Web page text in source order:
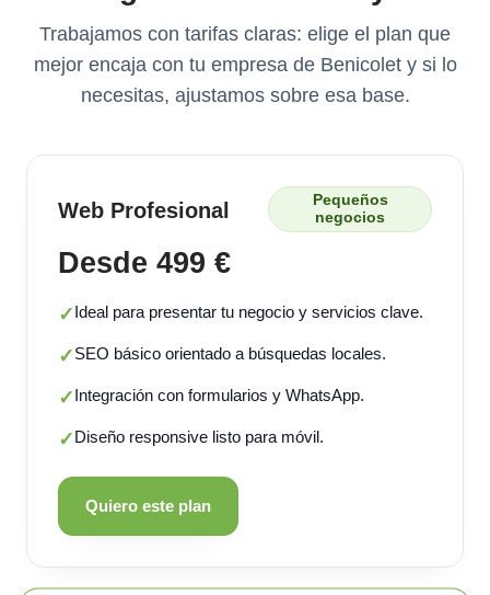
Trabajamos con tarifas claras: elige el plan que
mejor encaja con tu empresa de Benicolet y si lo
necesitas, ajustamos sobre esa base.
Web Profesional
Pequeños
negocios
Desde 499 €
✓Ideal para presentar tu negocio y servicios clave.
✓SEO básico orientado a búsquedas locales.
✓Integración con formularios y WhatsApp.
✓Diseño responsive listo para móvil.
Quiero este plan